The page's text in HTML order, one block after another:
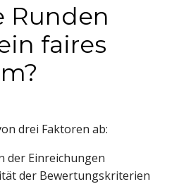
Runden
faires
drei Faktoren ab:
der Einreichungen
der Bewertungskriterien